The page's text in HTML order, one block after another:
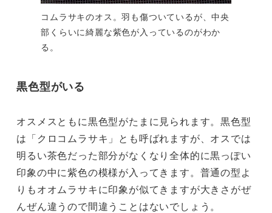
コムラサキのオス。羽も傷ついているが、中央
部くらいに綺麗な紫色が入っているのがわか
る。
黒色型がいる
オスメスともに黒色型がたまに見られます。黒色型
は「クロコムラサキ」とも呼ばれますが、オスでは
明るい茶色だった部分がなくなり全体的に黒っぽい
印象の中に紫色の模様が入ってきます。普通の型よ
りもオオムラサキに印象が似てきますが大きさがぜ
んぜん違うので間違うことはないでしょう。